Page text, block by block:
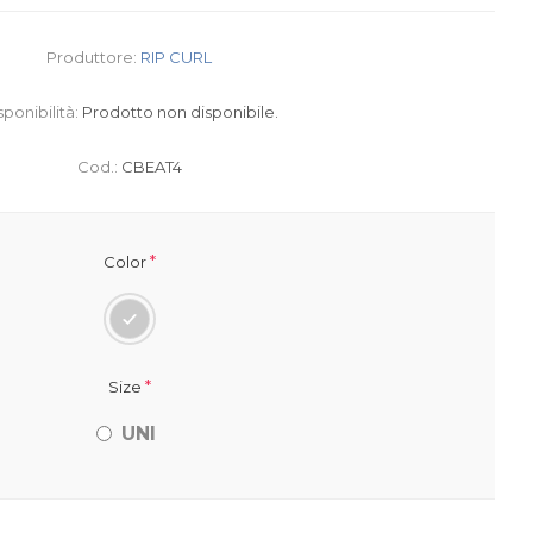
Produttore: RIP CURL
Prodotto non disponibile.
Cod.: CBEAT4
Color*
Size *
UNI